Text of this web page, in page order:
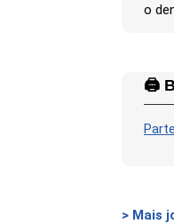
o
🖨️
> Mais